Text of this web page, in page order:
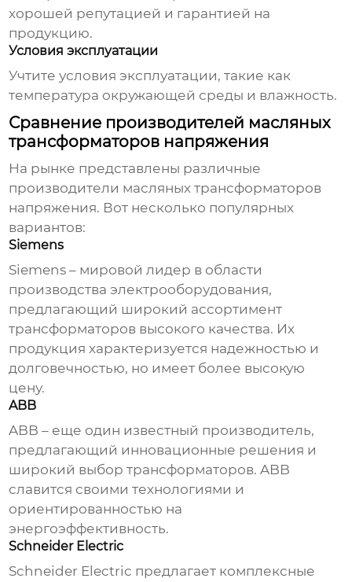
хорошей репутацией и гарантией на
продукцию.
Условия эксплуатации
Учтите условия эксплуатации, такие как
температура окружающей среды и влажность.
Сравнение производителей масляных
трансформаторов напряжения
На рынке представлены различные
производители масляных трансформаторов
напряжения. Вот несколько популярных
вариантов:
Siemens
Siemens – мировой лидер в области
производства электрооборудования,
предлагающий широкий ассортимент
трансформаторов высокого качества. Их
продукция характеризуется надежностью и
долговечностью, но имеет более высокую
цену.
ABB
ABB – еще один известный производитель,
предлагающий инновационные решения и
широкий выбор трансформаторов. ABB
славится своими технологиями и
ориентированностью на
энергоэффективность.
Schneider Electric
Schneider Electric предлагает комплексные